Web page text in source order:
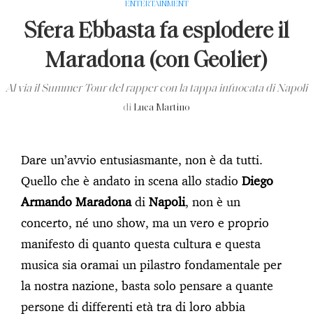
ENTERTAINMENT
Sfera Ebbasta fa esplodere il
Maradona (con Geolier)
Al via il Summer Tour del rapper con la tappa infuocata di Napoli
di Luca Martino
Dare un’avvio entusiasmante, non è da tutti.
Quello che è andato in scena allo stadio Diego
Armando Maradonadi Napoli, non è un
concerto, né uno show, ma un vero e proprio
manifesto di quanto questa cultura e questa
musica sia oramai un pilastro fondamentale per
la nostra nazione, basta solo pensare a quante
persone di differenti età tra di loro abbia